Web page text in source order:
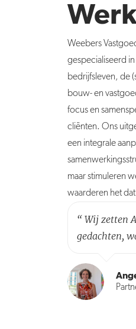
Weebers
gespecialiseerd
bedrijfsleven, de
bouw- en
focus en
cliënten. Ons
een integrale
maar stimuleren
waarderen het
“ Wij zetten
gedachten,